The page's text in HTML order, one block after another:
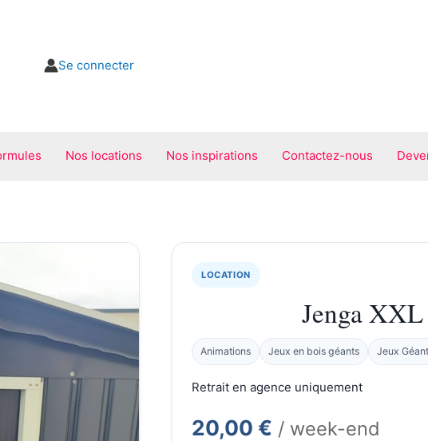
Se connecter
Nos locations Nos inspirations Contactez-nous
LOCATION
Jenga XXL
Animations Jeux en bois géants Jeux
Retrait en agence uniquement
20,00 € / week-end